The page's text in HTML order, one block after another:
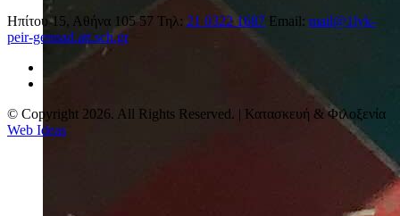
Ηπίτου 15, Αθήνα 105 57 Τηλ: 21 0322 1687 Email: mail@1lyk-
peir-gennad.att.sch.gr
© Copyright 2026. All Rights Reserved. | Κατασκευή & Φιλοξενία
Web Ideas